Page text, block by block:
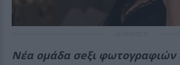
Νέα ομάδα σeξι φωτογραφιών